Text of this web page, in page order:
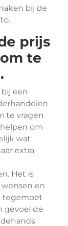
bij de
prijs
te
een
te vragen
om
wat
extra
Het is
en
tegemoet
gevoel de